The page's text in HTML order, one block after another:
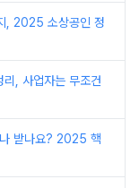
, 2025 소상공인 정
, 사업자는 무조건
나 받나요? 2025 핵